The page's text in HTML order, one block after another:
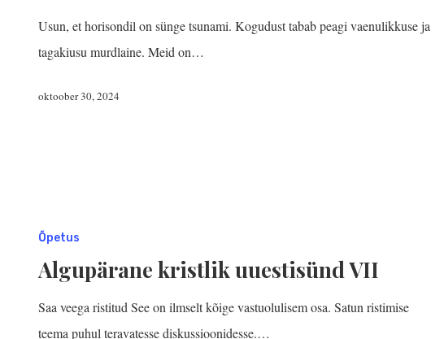
Usun, et horisondil on sünge tsunami. Kogudust tabab peagi vaenulikkuse ja
tagakiusu murdlaine. Meid on…
oktoober 30, 2024
Õpetus
Algupärane kristlik uuestisünd VII
Saa veega ristitud See on ilmselt kõige vastuolulisem osa. Satun ristimise
teema puhul teravatesse diskussioonidesse.…